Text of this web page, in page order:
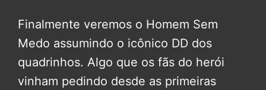
Finalmente veremos o Homem Sem
Medo assumindo o icônico DD dos
quadrinhos. Algo que os fãs do herói
vinham pedindo desde as primeiras